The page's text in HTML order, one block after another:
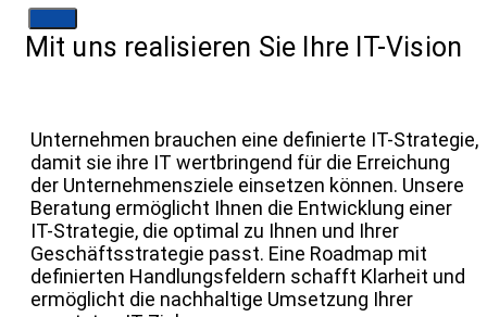
Mit uns realisieren Sie Ihre IT-Vision
Unternehmen brauchen eine definierte IT-Strategie,
damit sie ihre IT wertbringend für die Erreichung
der Unternehmensziele einsetzen können. Unsere
Beratung ermöglicht Ihnen die Entwicklung einer
IT-Strategie, die optimal zu Ihnen und Ihrer
Geschäftsstrategie passt. Eine Roadmap mit
definierten Handlungsfeldern schafft Klarheit und
ermöglicht die nachhaltige Umsetzung Ihrer